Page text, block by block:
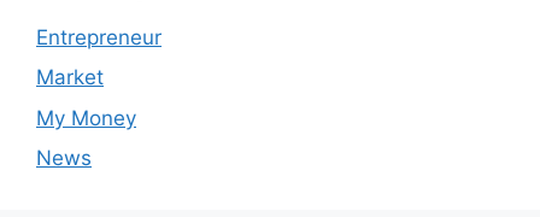
Entrepreneur
Market
My Money
News